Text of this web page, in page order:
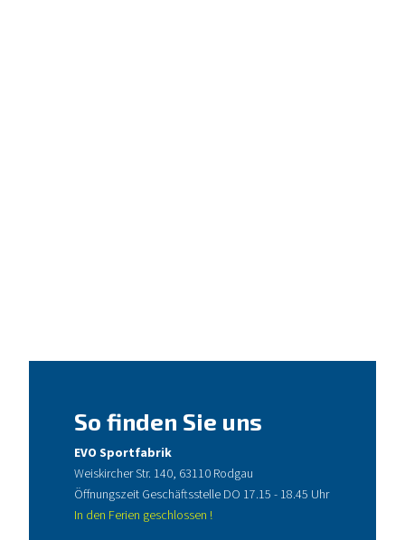
So finden Sie uns
EVO Sportfabrik
Weiskircher Str. 140, 63110 Rodgau
Öffnungszeit Geschäftsstelle DO 17.15 - 18.45 Uhr
In den Ferien geschlossen !